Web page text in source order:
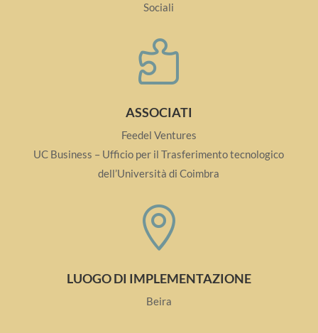
Sociali

ASSOCIATI
Feedel Ventures
UC Business – Ufficio per il Trasferimento tecnologico
dell’Università di Coimbra

LUOGO DI IMPLEMENTAZIONE
Beira